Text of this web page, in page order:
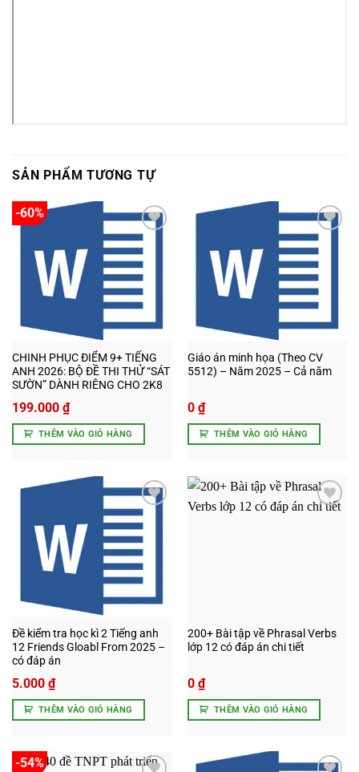
SẢN PHẨM TƯƠNG TỰ
-60%
Add to
wishlist
CHINH PHỤC ĐIỂM 9+ TIẾNG
ANH 2026: BỘ ĐỀ THI THỬ “SÁT
SƯỜN” DÀNH RIÊNG CHO 2K8
Giá
gốc
là:
500.000 ₫.
199.000 ₫
Giá
hiện
tại
THÊM VÀO GIỎ HÀNG
Add to
wishlist
Giáo án minh họa (Theo CV
5512) – Năm 2025 – Cả năm
0 ₫
THÊM VÀO GIỎ HÀNG
Add to
wishlist
Đề kiểm tra học kì 2 Tiếng anh
12 Friends Gloabl From 2025 –
có đáp án
5.000 ₫
THÊM VÀO GIỎ HÀNG
200+ Bài tập về Phrasal Verbs
lớp 12 có đáp án chi tiết
0 ₫
THÊM VÀO GIỎ HÀNG
-54%